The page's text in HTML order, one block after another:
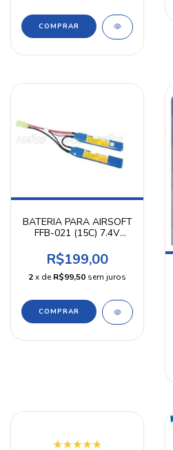
BATERIA PARA AIRSOFT
FFB-021 (15C) 7.4V
R$199,00
2x deR$99,50 sem juros